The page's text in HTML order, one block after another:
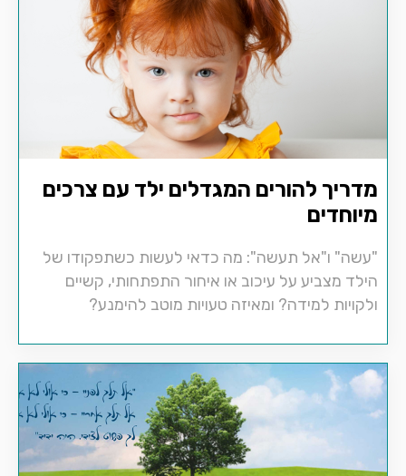
מדריך להורים המגדלים ילד עם צרכים
מיוחדים
"עשה" ו"אל תעשה": מה כדאי לעשות כשתפקודו של
הילד מצביע על עיכוב או איחור התפתחותי, קשיים
ולקויות למידה? ומאיזה טעויות מוטב להימנע?